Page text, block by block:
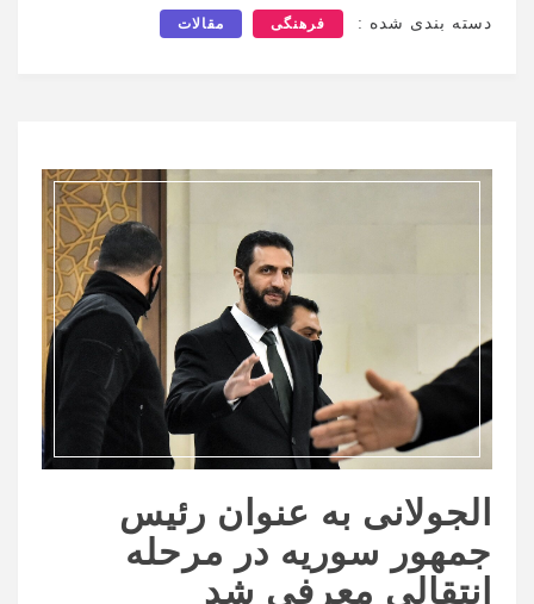
دسته بندی شده : فرهنگی مقالات
الجولانی به عنوان رئیس
جمهور سوریه در مرحله
انتقالی معرفی شد